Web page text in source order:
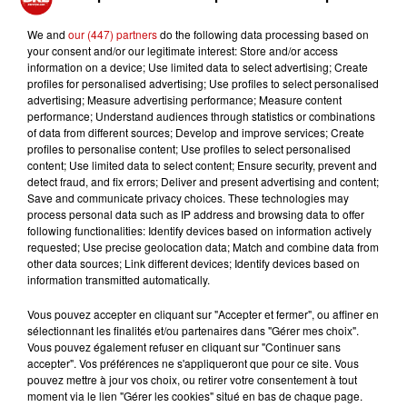
Mulhouse : un homme condamné à
trois mois de prison avec sursis...
la 77e Foire aux vins de Colmar
ouvre ses portes pendant 10 jours
TITRES DIFFUSÉS
We and our (447) partnersdo the following data processing based on
your consent and/or our legitimate interest: Store and/or access
information on a device; Use limited data to select advertising; Create
profiles for personalised advertising; Use profiles to select personalised
advertising; Measure advertising performance; Measure content
performance; Understand audiences through statistics or combinations
of data from different sources; Develop and improve services; Create
profiles to personalise content; Use profiles to select personalised
content; Use limited data to select content; Ensure security, prevent and
detect fraud, and fix errors; Deliver and present advertising and content;
Save and communicate privacy choices. These technologies may
process personal data such as IP address and browsing data to offer
following functionalities: Identify devices based on information actively
requested; Use precise geolocation data; Match and combine data from
other data sources; Link different devices; Identify devices based on
information transmitted automatically.
Vous pouvez accepter en cliquant sur "Accepter et fermer", ou affiner en
sélectionnant les finalités et/ou partenaires dans "Gérer mes choix".
Vous pouvez également refuser en cliquant sur "Continuer sans
accepter". Vos préférences ne s'appliqueront que pour ce site. Vous
pouvez mettre à jour vos choix, ou retirer votre consentement à tout
moment via le lien "Gérer les cookies" situé en bas de chaque page.